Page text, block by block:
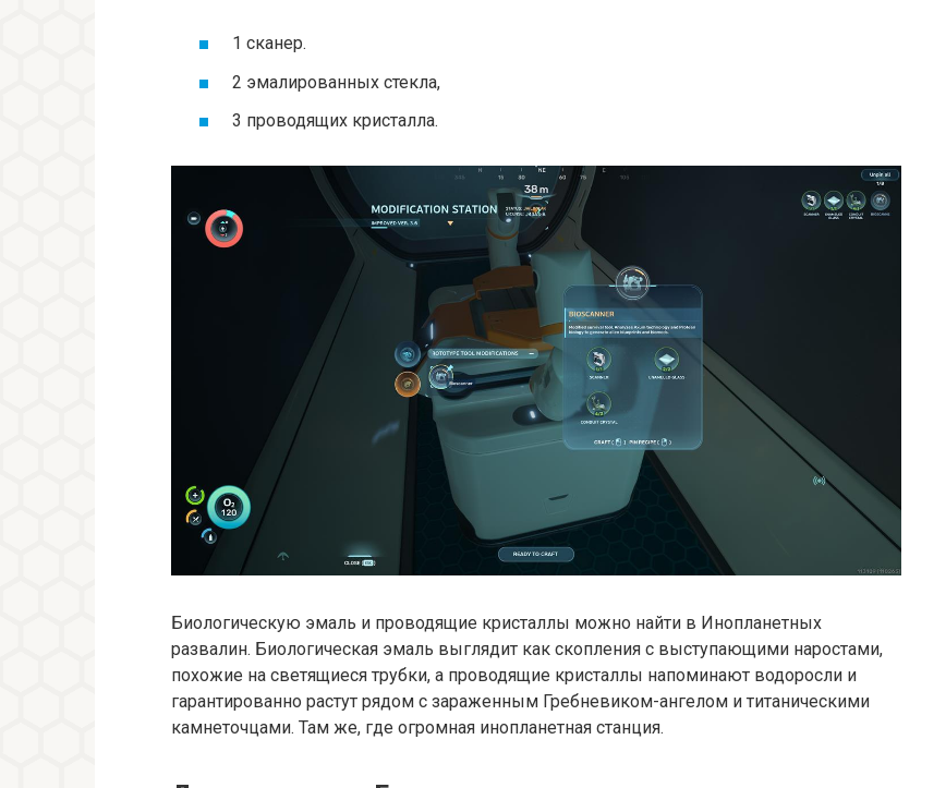
1 сканер.
2 эмалированных стекла,
3 проводящих кристалла.
Биологическую эмаль и проводящие кристаллы можно найти в Инопланетных
развалин. Биологическая эмаль выглядит как скопления с выступающими наростами,
похожие на светящиеся трубки, а проводящие кристаллы напоминают водоросли и
гарантированно растут рядом с зараженным Гребневиком-ангелом и титаническими
камнеточцами. Там же, где огромная инопланетная станция.